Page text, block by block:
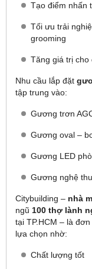
Tạo điểm nhấn
Tối ưu trải
grooming
Tăng giá trị cho
Nhu cầu lắp đặt
tập trung vào:
Gương trơn
Gương oval –
Gương LED
Gương nghệ
Citybuilding – nhà
ngũ 100 thợ lành
tại TP.HCM – là
lựa chọn nhờ:
Chất lượng tốt